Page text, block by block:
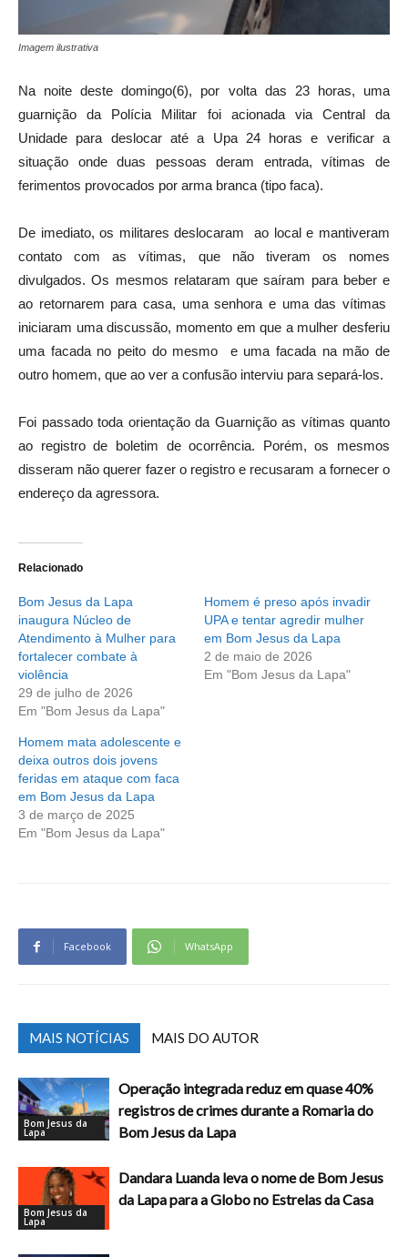
Imagem ilustrativa
Na noite deste domingo(6), por volta das 23 horas, uma
guarnição da Polícia Militar foi acionada via Central da
Unidade para deslocar até a Upa 24 horas e verificar a
situação onde duas pessoas deram entrada, vítimas de
ferimentos provocados por arma branca (tipo faca).
De imediato, os militares deslocaram ao local e mantiveram
contato com as vítimas, que não tiveram os nomes
divulgados. Os mesmos relataram que saíram para beber e
ao retornarem para casa, uma senhora e uma das vítimas
iniciaram uma discussão, momento em que a mulher desferiu
uma facada no peito do mesmo e uma facada na mão de
outro homem, que ao ver a confusão interviu para separá-los.
Foi passado toda orientação da Guarnição as vítimas quanto
ao registro de boletim de ocorrência. Porém, os mesmos
disseram não querer fazer o registro e recusaram a fornecer o
endereço da agressora.
Relacionado
Bom Jesus da Lapa
inaugura Núcleo de
Atendimento à Mulher para
fortalecer combate à
violência
29 de julho de 2026
Em "Bom Jesus da Lapa"
Homem é preso após invadir
UPA e tentar agredir mulher
em Bom Jesus da Lapa
2 de maio de 2026
Em "Bom Jesus da Lapa"
Homem mata adolescente e
deixa outros dois jovens
feridas em ataque com faca
em Bom Jesus da Lapa
3 de março de 2025
Em "Bom Jesus da Lapa"
Facebook WhatsApp
MAIS NOTÍCIAS MAIS DO AUTOR
Bom Jesus da
Lapa
Operação integrada reduz em quase 40%
registros de crimes durante a Romaria do
Bom Jesus da Lapa
Bom Jesus da
Lapa
Dandara Luanda leva o nome de Bom Jesus
da Lapa para a Globo no Estrelas da Casa